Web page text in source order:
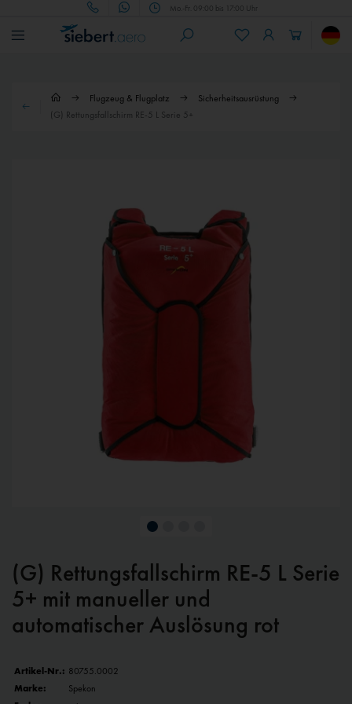
Mo.-Fr. 09:00 bis 17:00 Uhr
Flugzeug & Flugplatz
Sicherheitsausrüstung
(G) Rettungsfallschirm RE-5 L Serie 5+
(G) Rettungsfallschirm RE-5 L Serie
5+ mit manueller und
automatischer Auslösung rot
Artikel-Nr.: 80755.0002
Marke:
Spekon